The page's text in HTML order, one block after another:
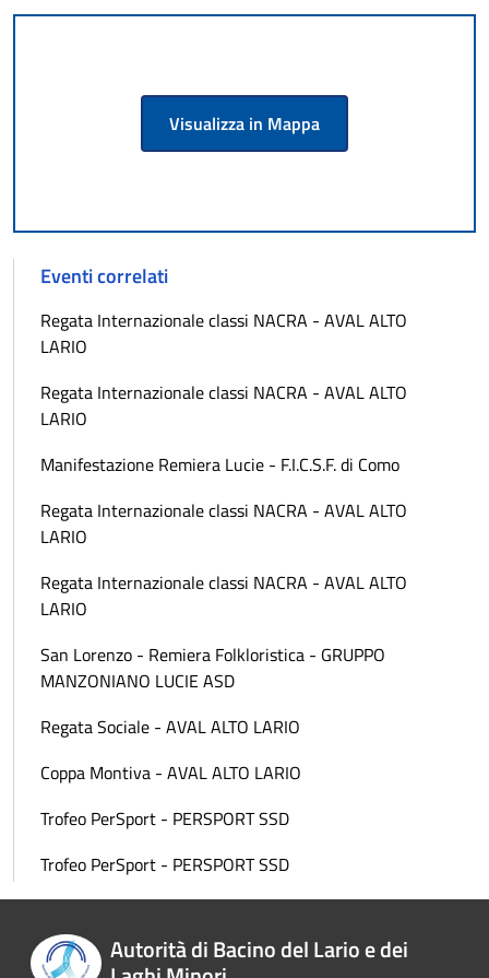
Visualizza in Mappa
Eventi correlati
Regata Internazionale classi NACRA - AVAL ALTO
LARIO
Regata Internazionale classi NACRA - AVAL ALTO
LARIO
Manifestazione Remiera Lucie - F.I.C.S.F. di Como
Regata Internazionale classi NACRA - AVAL ALTO
LARIO
Regata Internazionale classi NACRA - AVAL ALTO
LARIO
San Lorenzo - Remiera Folkloristica - GRUPPO
MANZONIANO LUCIE ASD
Regata Sociale - AVAL ALTO LARIO
Coppa Montiva - AVAL ALTO LARIO
Trofeo PerSport - PERSPORT SSD
Trofeo PerSport - PERSPORT SSD
Autorità di Bacino del Lario e dei